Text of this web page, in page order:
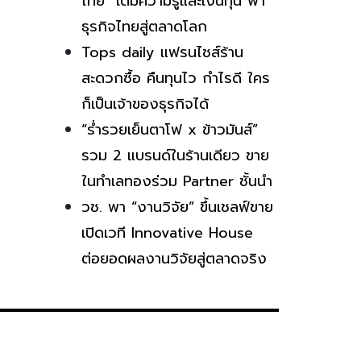
ธุรกิจไทยสู่ตลาดโลก
Tops daily แฟรนไชส์ร้าน
สะดวกซื้อ คืนทุนไว กำไรดี ใคร
ก็เป็นเจ้าของธุรกิจได้
“ร่ำรวยเย็นตาโฟ x ข้าวมันส์”
รวม 2 แบรนด์ในร้านเดียว ขาย
ในทำเลทองร่วม Partner ชั้นนำ
วช. พา “งานวิจัย” ขึ้นเชลฟ์ขาย
เปิดเวที Innovative House
ต่อยอดผลงานวิจัยสู่ตลาดจริง